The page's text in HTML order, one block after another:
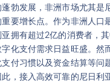
勃发展，非洲市场尤其是
要增长点。作为非洲人口
拥有超过2亿的消费者，
化支付需求日益旺盛。然
付习惯以及资金结算等问
，接入高效可靠的尼日利